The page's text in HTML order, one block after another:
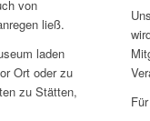
von
ließ.
laden
Ort oder zu
zu Stätten,